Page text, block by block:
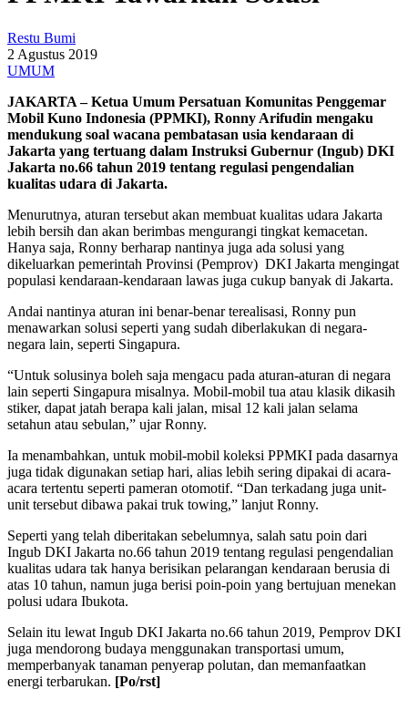
Restu Bumi
2 Agustus 2019
UMUM
JAKARTA – Ketua Umum Persatuan Komunitas Penggemar
Mobil Kuno Indonesia (PPMKI), Ronny Arifudin mengaku
mendukung soal wacana pembatasan usia kendaraan di
Jakarta yang tertuang dalam Instruksi Gubernur (Ingub) DKI
Jakarta no.66 tahun 2019 tentang regulasi pengendalian
kualitas udara di Jakarta.
Menurutnya, aturan tersebut akan membuat kualitas udara Jakarta
lebih bersih dan akan berimbas mengurangi tingkat kemacetan.
Hanya saja, Ronny berharap nantinya juga ada solusi yang
dikeluarkan pemerintah Provinsi (Pemprov) DKI Jakarta mengingat
populasi kendaraan-kendaraan lawas juga cukup banyak di Jakarta.
Andai nantinya aturan ini benar-benar terealisasi, Ronny pun
menawarkan solusi seperti yang sudah diberlakukan di negara-
negara lain, seperti Singapura.
“Untuk solusinya boleh saja mengacu pada aturan-aturan di negara
lain seperti Singapura misalnya. Mobil-mobil tua atau klasik dikasih
stiker, dapat jatah berapa kali jalan, misal 12 kali jalan selama
setahun atau sebulan,” ujar Ronny.
Ia menambahkan, untuk mobil-mobil koleksi PPMKI pada dasarnya
juga tidak digunakan setiap hari, alias lebih sering dipakai di acara-
acara tertentu seperti pameran otomotif. “Dan terkadang juga unit-
unit tersebut dibawa pakai truk towing,” lanjut Ronny.
Seperti yang telah diberitakan sebelumnya, salah satu poin dari
Ingub DKI Jakarta no.66 tahun 2019 tentang regulasi pengendalian
kualitas udara tak hanya berisikan pelarangan kendaraan berusia di
atas 10 tahun, namun juga berisi poin-poin yang bertujuan menekan
polusi udara Ibukota.
Selain itu lewat Ingub DKI Jakarta no.66 tahun 2019, Pemprov DKI
juga mendorong budaya menggunakan transportasi umum,
memperbanyak tanaman penyerap polutan, dan memanfaatkan
energi terbarukan. [Po/rst]